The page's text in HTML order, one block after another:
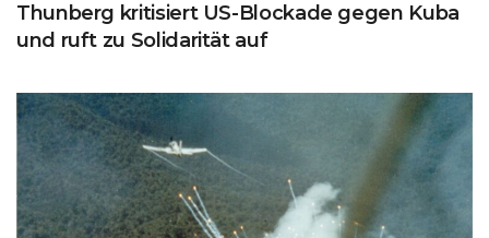
Thunberg kritisiert US-Blockade gegen Kuba
und ruft zu Solidarität auf